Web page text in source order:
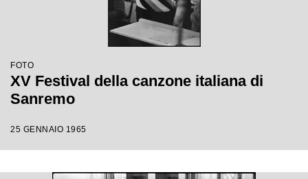
FOTO
XV Festival della canzone italiana di
Sanremo
25 GENNAIO 1965